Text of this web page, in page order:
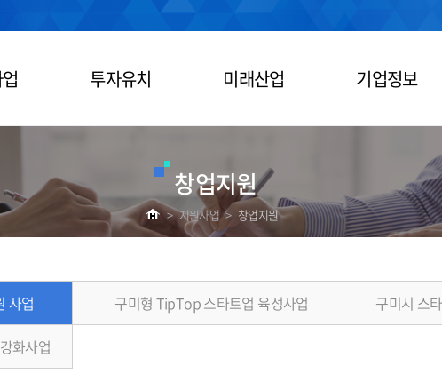
투자유치 미래산업 기업정보
창업지원
> 지원사업 > 창업지원
사업 구미형 TipTop 스타트업 육성사업 구미시 스
화사업